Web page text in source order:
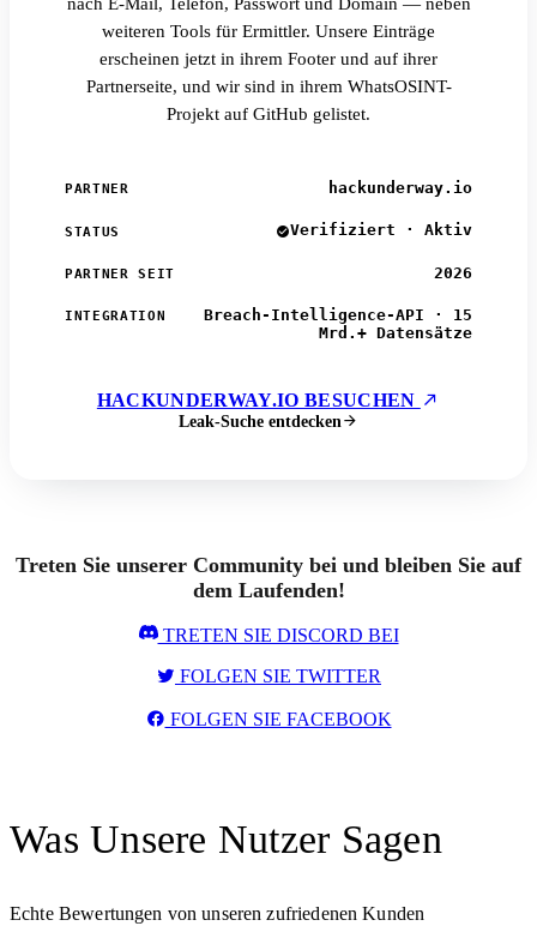
nach E-Mail, Telefon, Passwort und Domain — neben
weiteren Tools für Ermittler. Unsere Einträge
erscheinen jetzt in ihrem Footer und auf ihrer
Partnerseite, und wir sind in ihrem WhatsOSINT-
Projekt auf GitHub gelistet.
PARTNER hackunderway.io
STATUS Verifiziert · Aktiv
PARTNER SEIT 2026
INTEGRATION
Breach-Intelligence-API · 15
Mrd.+ Datensätze
HACKUNDERWAY.IO BESUCHEN
Leak-Suche entdecken
Treten Sie unserer Community bei und bleiben Sie auf
dem Laufenden!
TRETEN SIE DISCORD BEI
FOLGEN SIE TWITTER
FOLGEN SIE FACEBOOK
Was Unsere Nutzer Sagen
Echte Bewertungen von unseren zufriedenen Kunden